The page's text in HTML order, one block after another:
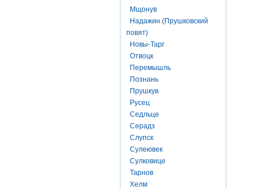
Мщонув
Надажин (Прушковский
повят)
Новы-Тарг
Отвоцк
Перемышль
Познань
Прушкув
Русец
Седльце
Серадз
Слупск
Сулеювек
Сулковице
Тарнов
Хелм